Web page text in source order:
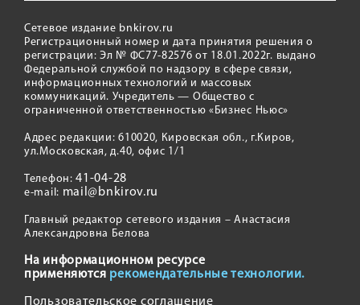
Сетевое издание bnkirov.ru
Регистрационный номер и дата принятия решения о
регистрации: Эл № ФС77-82576 от 18.01.2022г. выдано
Федеральной службой по надзору в сфере связи,
информационных технологий и массовых
коммуникаций. Учредитель — Общество с
ограниченной ответственностью «Бизнес Ньюс»
Адрес редакции: 610020, Кировская обл., г.Киров,
ул.Московская, д.40, офис 1/1
Телефон:41-04-28
e-mail: mail@bnkirov.ru
Главный редактор сетевого издания – Анастасия
Александровна Белова
На информационном ресурсе
применяются рекомендательные технологии.
Пользовательское соглашение